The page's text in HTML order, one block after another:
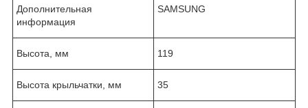
Дополнительная
информация
SAMSUNG
Высота, мм 119
Высота крыльчатки, мм 35